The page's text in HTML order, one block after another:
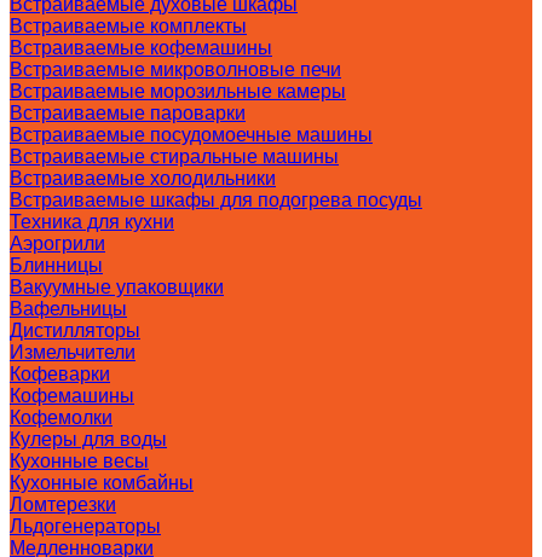
Встраиваемые духовые шкафы
Встраиваемые комплекты
Встраиваемые кофемашины
Встраиваемые микроволновые печи
Встраиваемые морозильные камеры
Встраиваемые пароварки
Встраиваемые посудомоечные машины
Встраиваемые стиральные машины
Встраиваемые холодильники
Встраиваемые шкафы для подогрева посуды
Техника для кухни
Аэрогрили
Блинницы
Вакуумные упаковщики
Вафельницы
Дистилляторы
Измельчители
Кофеварки
Кофемашины
Кофемолки
Кулеры для воды
Кухонные весы
Кухонные комбайны
Ломтерезки
Льдогенераторы
Медленноварки